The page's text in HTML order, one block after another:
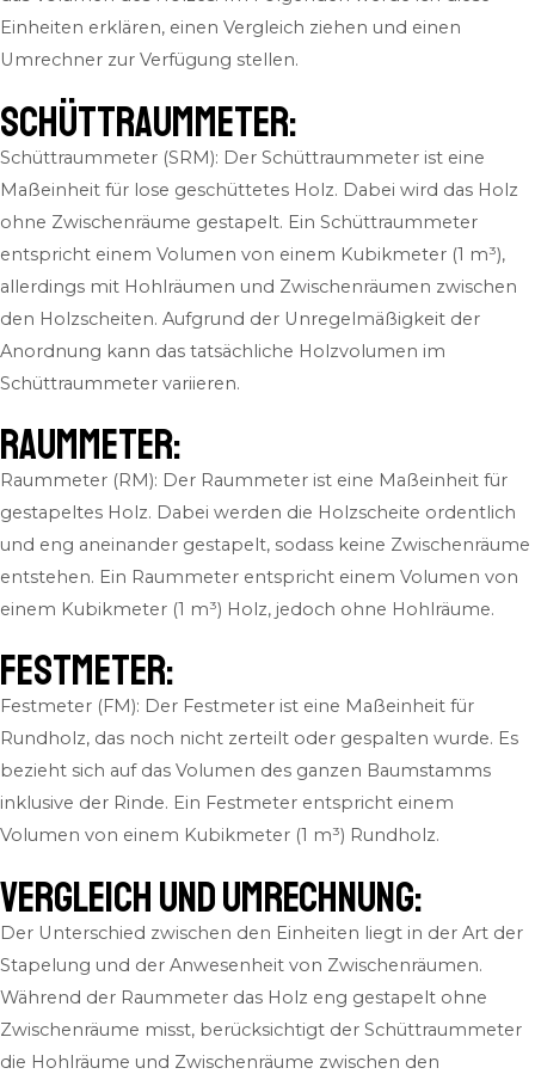
Einheiten erklären, einen Vergleich ziehen und einen
Umrechner zur Verfügung stellen.
Schüttraummeter:
Schüttraummeter (SRM): Der Schüttraummeter ist eine
Maßeinheit für lose geschüttetes Holz. Dabei wird das Holz
ohne Zwischenräume gestapelt. Ein Schüttraummeter
entspricht einem Volumen von einem Kubikmeter (1 m³),
allerdings mit Hohlräumen und Zwischenräumen zwischen
den Holzscheiten. Aufgrund der Unregelmäßigkeit der
Anordnung kann das tatsächliche Holzvolumen im
Schüttraummeter variieren.
Raummeter:
Raummeter (RM): Der Raummeter ist eine Maßeinheit für
gestapeltes Holz. Dabei werden die Holzscheite ordentlich
und eng aneinander gestapelt, sodass keine Zwischenräume
entstehen. Ein Raummeter entspricht einem Volumen von
einem Kubikmeter (1 m³) Holz, jedoch ohne Hohlräume.
Festmeter:
Festmeter (FM): Der Festmeter ist eine Maßeinheit für
Rundholz, das noch nicht zerteilt oder gespalten wurde. Es
bezieht sich auf das Volumen des ganzen Baumstamms
inklusive der Rinde. Ein Festmeter entspricht einem
Volumen von einem Kubikmeter (1 m³) Rundholz.
Vergleich und Umrechnung:
Der Unterschied zwischen den Einheiten liegt in der Art der
Stapelung und der Anwesenheit von Zwischenräumen.
Während der Raummeter das Holz eng gestapelt ohne
Zwischenräume misst, berücksichtigt der Schüttraummeter
die Hohlräume und Zwischenräume zwischen den